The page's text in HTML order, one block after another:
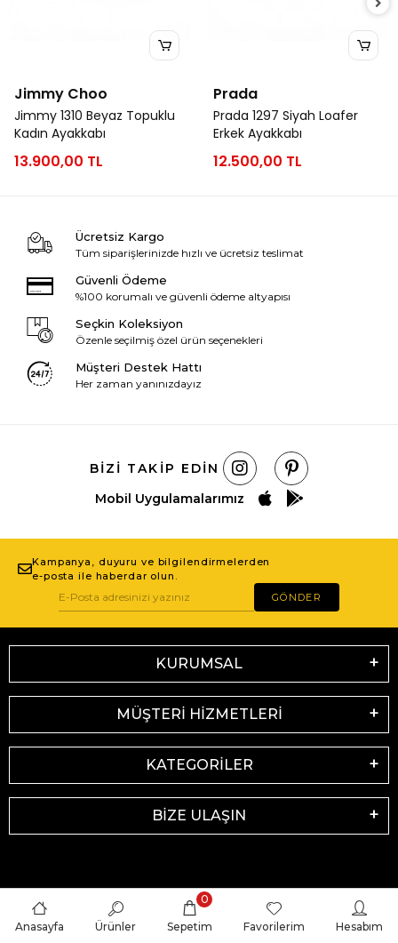
Jimmy Choo
Jimmy 1310 Beyaz Topuklu
Kadın Ayakkabı
13.900,00 TL
Prada
Prada 1297 Siyah Loafer
Erkek Ayakkabı
12.500,00 TL
Ücretsiz Kargo
Tüm siparişlerinizde hızlı ve ücretsiz teslimat
Güvenli Ödeme
%100 korumalı ve güvenli ödeme altyapısı
Seçkin Koleksiyon
Özenle seçilmiş özel ürün seçenekleri
Müşteri Destek Hattı
Her zaman yanınızdayız
BIZI TAKIP EDIN
Mobil Uygulamalarımız
Kampanya, duyuru ve bilgilendirmelerden
e-posta ile haberdar olun.
GÖNDER
KURUMSAL
MÜŞTERİ HİZMETLERİ
KATEGORİLER
BİZE ULAŞIN
Anasayfa Ürünler Sepetim
0
Favorilerim Hesabım